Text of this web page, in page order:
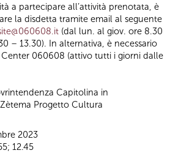
a partecipare all’attività prenotata, è
la disdetta tramite email al seguente
(dal lun. al giov. ore 8.30
– 13.30). In alternativa, è necessario
060608 (attivo tutti i giorni dalle
Capitolina in
Progetto Cultura
2023
12.45